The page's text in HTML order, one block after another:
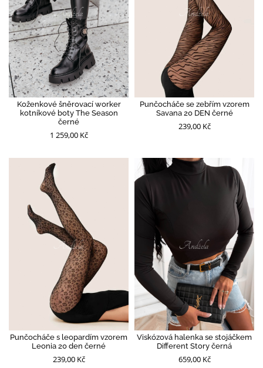
Koženkové šněrovací worker
kotníkové boty The Season
černé
1 259,00 Kč
Punčocháče se zebřím vzorem
Savana 20 DEN černé
239,00 Kč
Punčocháče s leopardím vzorem
Leonia 20 den černé
239,00 Kč
Viskózová halenka se stojáčkem
Different Story černá
659,00 Kč